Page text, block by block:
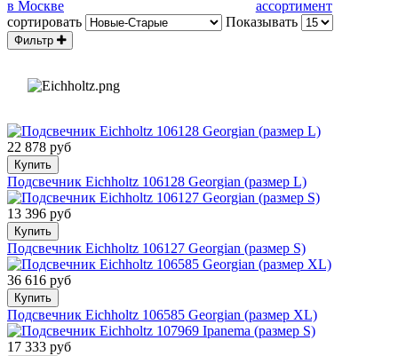
в Москве
ассортимент
сортировать
Показывать
Фильтр
22 878 руб
Купить
Подсвечник Eichholtz 106128 Georgian (размер L)
13 396 руб
Купить
Подсвечник Eichholtz 106127 Georgian (размер S)
36 616 руб
Купить
Подсвечник Eichholtz 106585 Georgian (размер XL)
17 333 руб